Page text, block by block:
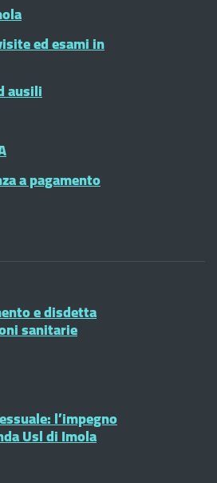
ed esami in
ausili
a pagamento
e disdetta
sanitarie
l’impegno
Usl di Imola